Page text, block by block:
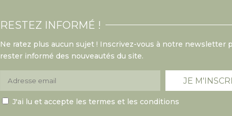
RESTEZ INFORMÉ !
Ne ratez plus aucun sujet ! Inscrivez-vous à notre newsletter
rester informé des nouveautés du site.
J'ai lu et accepte les termes et les conditions